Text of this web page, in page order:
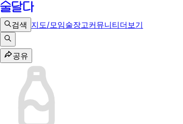
검색 지도/모임술장고커뮤니티더보기
공유